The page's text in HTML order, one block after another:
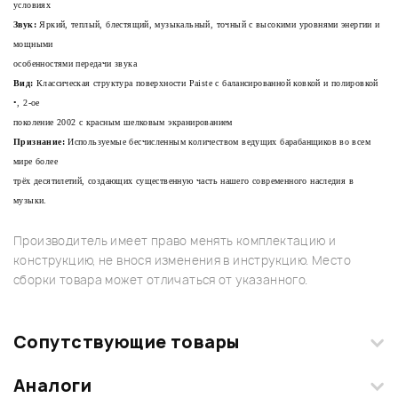
условиях
Звук:Яркий, теплый, блестящий, музыкальный, точный с высокими уровнями энергии и
мощными
особенностями передачи звука
Вид: Классическая структура поверхности Paiste с балансированной ковкой и полировкой
•, 2-ое
поколение 2002 с красным шелковым экранированием
Признание:Используемые бесчисленным количеством ведущих барабанщиков во всем
мире более
трёх десятилетий, создающих существенную часть нашего современного наследия в
музыки.
Производитель имеет право менять комплектацию и
конструкцию, не внося изменения в инструкцию. Место
сборки товара может отличаться от указанного.
Сопутствующие товары
Аналоги